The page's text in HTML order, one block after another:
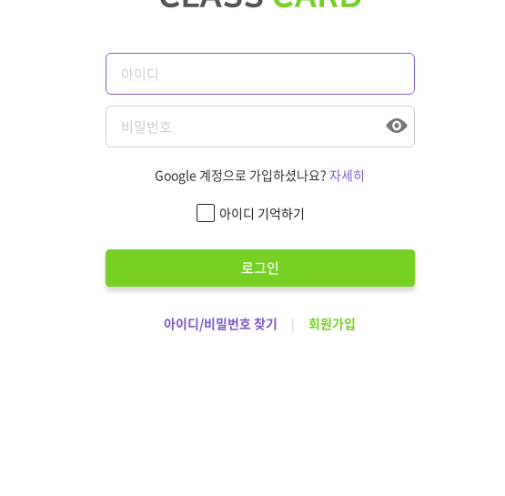
Google 계정으로 가입하셨나요?자세히
아이디 기억하기
로그인
아이디/비밀번호 찾기 | 회원가입